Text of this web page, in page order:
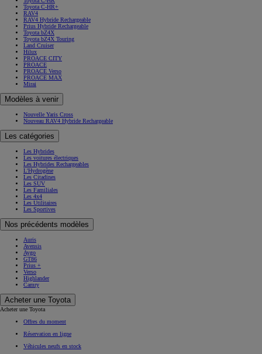
Toyota C-HR+
RAV4
RAV4 Hybride Rechargeable
Prius Hybride Rechargeable
Toyota bZ4X
Toyota bZ4X Touring
Land Cruiser
Hilux
PROACE CITY
PROACE
PROACE Verso
PROACE MAX
Mirai
Modèles à venir
Nouvelle Yaris Cross
Nouveau RAV4 Hybride Rechargeable
Les catégories
Les Hybrides
Les voitures électriques
Les Hybrides Rechargeables
L'Hydrogène
Les Citadines
Les SUV
Les Familiales
Les 4x4
Les Utilitaires
Les Sportives
Nos précédents modèles
Auris
Avensis
Aygo
GT86
Prius +
Verso
Highlander
Camry
Acheter une Toyota
Acheter une Toyota
Offres du moment
Réservation en ligne
Véhicules neufs en stock